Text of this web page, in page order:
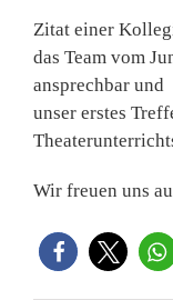
Zitat einer
das Team vom
ansprechbar und
unser erstes
Wir freuen uns